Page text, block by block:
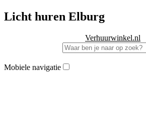
Licht huren Elburg
Verhuurwinkel.nl
Mobiele navigatie